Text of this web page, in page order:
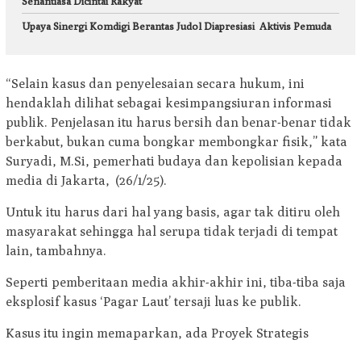
Upaya Sinergi Komdigi Berantas Judol Diapresiasi Aktivis Pemuda
“Selain kasus dan penyelesaian secara hukum, ini
hendaklah dilihat sebagai kesimpangsiuran informasi
publik. Penjelasan itu harus bersih dan benar-benar tidak
berkabut, bukan cuma bongkar membongkar fisik,” kata
Suryadi, M.Si, pemerhati budaya dan kepolisian kepada
media di Jakarta, (26/1/25).
Untuk itu harus dari hal yang basis, agar tak ditiru oleh
masyarakat sehingga hal serupa tidak terjadi di tempat
lain, tambahnya.
Seperti pemberitaan media akhir-akhir ini, tiba-tiba saja
eksplosif kasus ‘Pagar Laut’ tersaji luas ke publik.
Kasus itu ingin memaparkan, ada Proyek Strategis